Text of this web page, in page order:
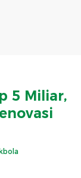
5 Miliar,